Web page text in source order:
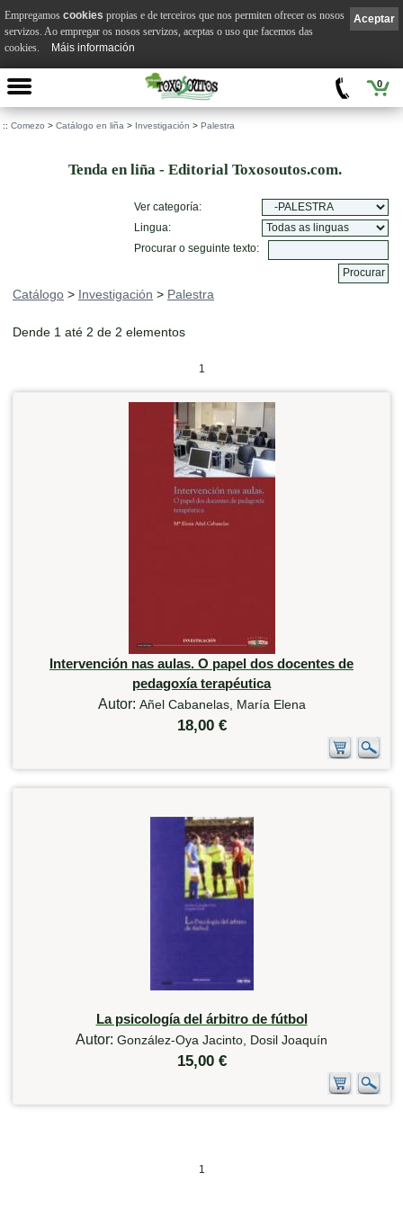
0
:: Comezo > Catálogo en liña > Investigación > Palestra
Tenda en liña - Editorial Toxosoutos.com.
Ver categoría:
Lingua:
Procurar o seguinte texto:
Catálogo > Investigación > Palestra
Dende 1 até 2 de 2 elementos
1
Intervención nas aulas. O papel dos docentes de
pedagoxía terapéutica
Autor: Añel Cabanelas, María Elena
18,00 €
La psicología del árbitro de fútbol
Autor: González-Oya Jacinto, Dosil Joaquín
15,00 €
1
Aceptar
Empregamos cookies propias e de terceiros que nos permiten ofrecer os nosos
servizos. Ao empregar os nosos servizos, aceptas o uso que facemos das
cookies.
Máis información